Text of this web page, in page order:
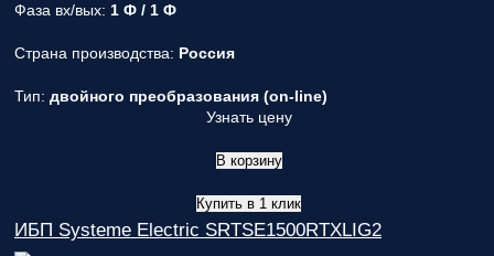
Фаза вх/вых: 1 Ф / 1 Ф
Страна производства: Россия
Тип: двойного преобразования (on-line)
Узнать цену
В корзину
Купить в 1 клик
ИБП Systeme Electric SRTSE1500RTXLIG2